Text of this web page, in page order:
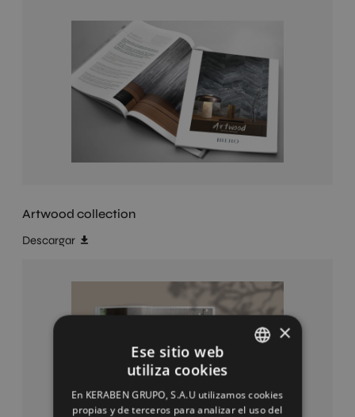
Artwood collection
Descargar
ENGLISH
×
Ese sitio web
utiliza cookies
En KERABEN GRUPO, S.A.U utilizamos cookies
propias y de terceros para analizar el uso del